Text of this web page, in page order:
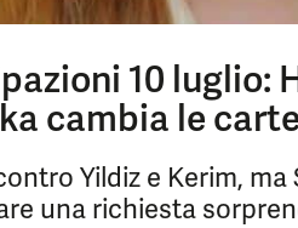
10 luglio:
cambia le
Yildiz e Kerim, ma
una richiesta